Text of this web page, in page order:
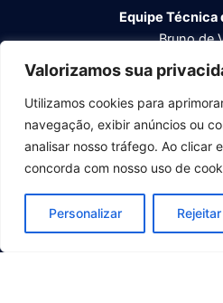
Valorizamos sua
Utilizamos cookies para
navegação, exibir anúncios ou
analisar nosso tráfego. Ao clicar
concorda com nosso uso de
Personalizar Rejeitar
Equipe Técnica
Bruno de
Daniel de
Felipe
Inaê Quirino
Marcio
Tatiana
Copyright® Diálogos Nacionais